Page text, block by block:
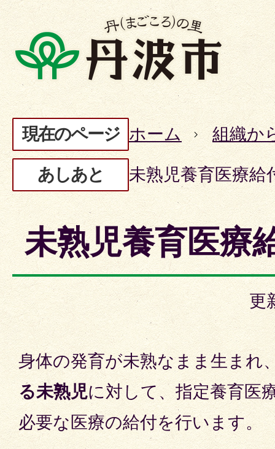
現在のページ ホーム 組織か
あしあと 未熟児養育医療給
未熟児養育医療
更
身体の発育が未熟なまま生まれ
る未熟児に対して、指定養育医
必要な医療の給付を行います。